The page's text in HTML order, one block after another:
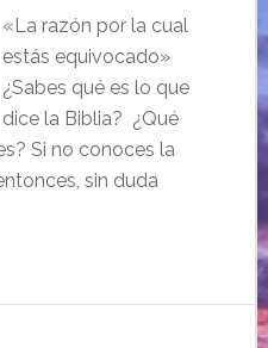
«La razón por la cual
estás equivocado»
¿Sabes qué es lo que
dice la Biblia? ¿Qué
Si no conoces la
sin duda